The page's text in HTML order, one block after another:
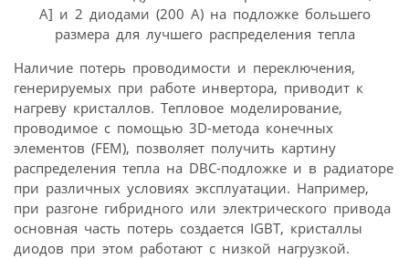
A] и 2 диодами (200 А) на подложке большего
размера для лучшего распределения тепла
Наличие потерь проводимости и переключения,
генерируемых при работе инвертора, приводит к
нагреву кристаллов. Тепловое моделирование,
проводимое с помощью 3D-метода конечных
элементов (FEM), позволяет получить картину
распределения тепла на DBC-подложке и в радиаторе
при различных условиях эксплуатации. Например,
при разгоне гибридного или электрического привода
основная часть потерь создается IGBT, кристаллы
диодов при этом работают с низкой нагрузкой.